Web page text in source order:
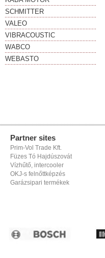
SCHMITTER
VALEO
VIBRACOUSTIC
WABCO
WEBASTO
Partner sites
Prim-Vol Trade Kft.
Füzes Tó Hajdúszovát
Vízhűtő, intercooler
OKJ-s felnőttképzés
Garázsipari termékek